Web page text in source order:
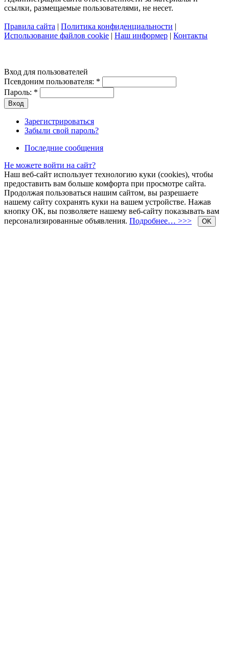
ссылки, размещаемые пользователями, не несет.
Правила сайта | Политика конфиденциальности |
Использование файлов cookie | Наш информер | Контакты
Вход для пользователей
Псевдоним пользователя: *
Пароль: *
Зарегистрироваться
Забыли свой пароль?
Последние сообщения
Не можете войти на сайт?
Наш веб-сайт использует технологию куки (cookies), чтобы
предоставить вам больше комфорта при просмотре сайта.
Продолжая пользоваться нашим сайтом, вы разрешаете
нашему сайту сохранять куки на вашем устройстве. Нажав
кнопку ОК, вы позволяете нашему веб-сайту показывать вам
персонализированные объявления. Подробнее… >>> OK